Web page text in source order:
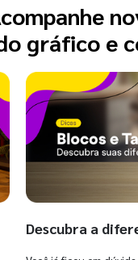
gráfico e
Descubra a